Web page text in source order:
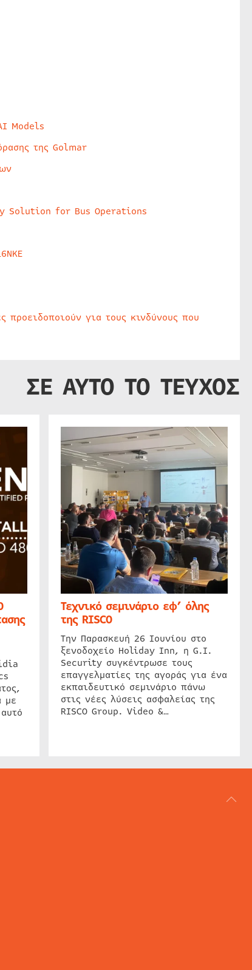
Models
της Golmar
Solution for Bus Operations
προειδοποιούν για τους κινδύνους που
ΣΕ ΑΥΤΟ ΤΟ ΤΕΥΧΟΣ
με
Τεχνικό σεμινάριο εφ’ όλης
της RISCO
Την Παρασκευή 26 Ιουνίου στο
ξενοδοχείο Holiday Inn, η G.I.
Security συγκέντρωσε τους
επαγγελματίες της αγοράς για ένα
εκπαιδευτικό σεμινάριο πάνω
στις νέες λύσεις ασφαλείας της
RISCO Group. Video &…